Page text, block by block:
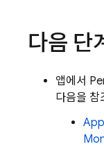
다음 단
앱에서
다음을 참